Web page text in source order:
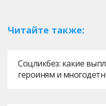
Читайте также:
Соцликбез: какие
героиням и